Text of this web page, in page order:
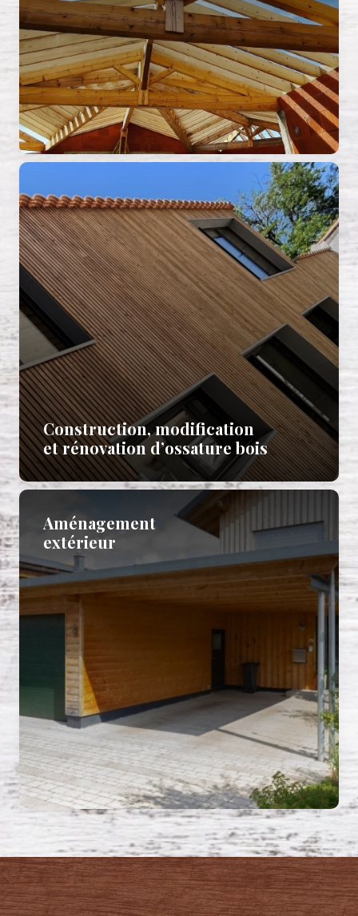
Construction, modification
et rénovation d’ossature bois
Aménagement
extérieur